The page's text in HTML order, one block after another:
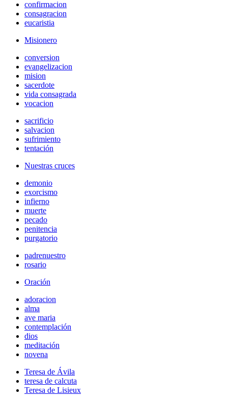
confirmacion
consagracion
eucaristia
Misionero
conversion
evangelizacion
mision
sacerdote
vida consagrada
vocacion
sacrificio
salvacion
sufrimiento
tentación
Nuestras cruces
demonio
exorcismo
infierno
muerte
pecado
penitencia
purgatorio
padrenuestro
rosario
Oración
adoracion
alma
ave maria
contemplación
dios
meditación
novena
Teresa de Ávila
teresa de calcuta
Teresa de Lisieux